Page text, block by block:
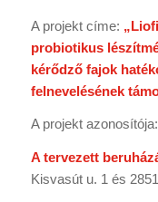
A projekt címe:
probiotikus
kérődző fajok
felnevelésének
A projekt
A tervezett
Kisvasút u. 1 és